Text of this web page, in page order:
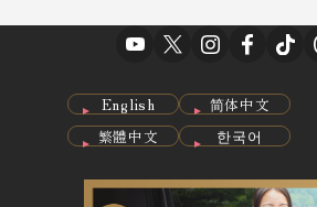
English
简体中文
繁體中文
한국어